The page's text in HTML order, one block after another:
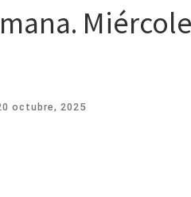
octubre, 2025